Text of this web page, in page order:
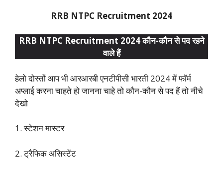
RRB NTPC Recruitment 2024
RRB NTPC Recruitment 2024 कौन-कौन से पद रहने
वाले हैं
हेलो दोस्तों आप भी आरआरबी एनटीपीसी भारती 2024 में फॉर्म
अप्लाई करना चाहते हो जानना चाहे तो कौन-कौन से पद हैं तो नीचे
देखो
1. स्टेशन मास्टर
2. ट्रैफिक असिस्टेंट